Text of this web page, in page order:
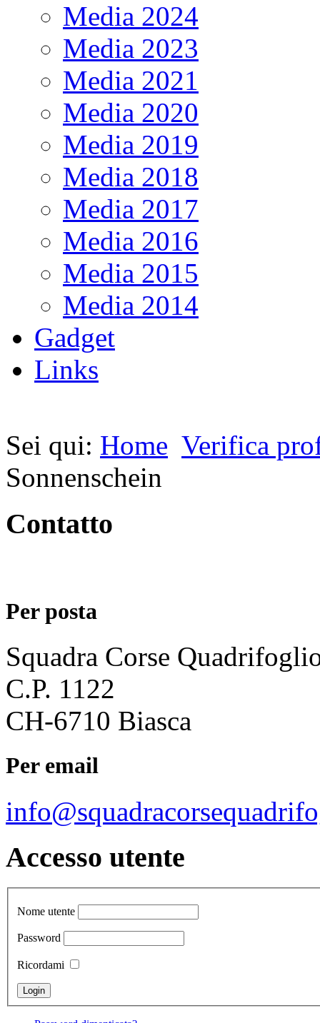
Media 2024
Media 2023
Media 2021
Media 2020
Media 2019
Media 2018
Media 2017
Media 2016
Media 2015
Media 2014
Gadget
Links
Sei qui: Home Verifica
Sonnenschein
Contatto
Per posta
Squadra Corse
C.P. 1122
CH-6710 Biasca
Per email
Accesso utente
Nome utente
Password
Ricordami